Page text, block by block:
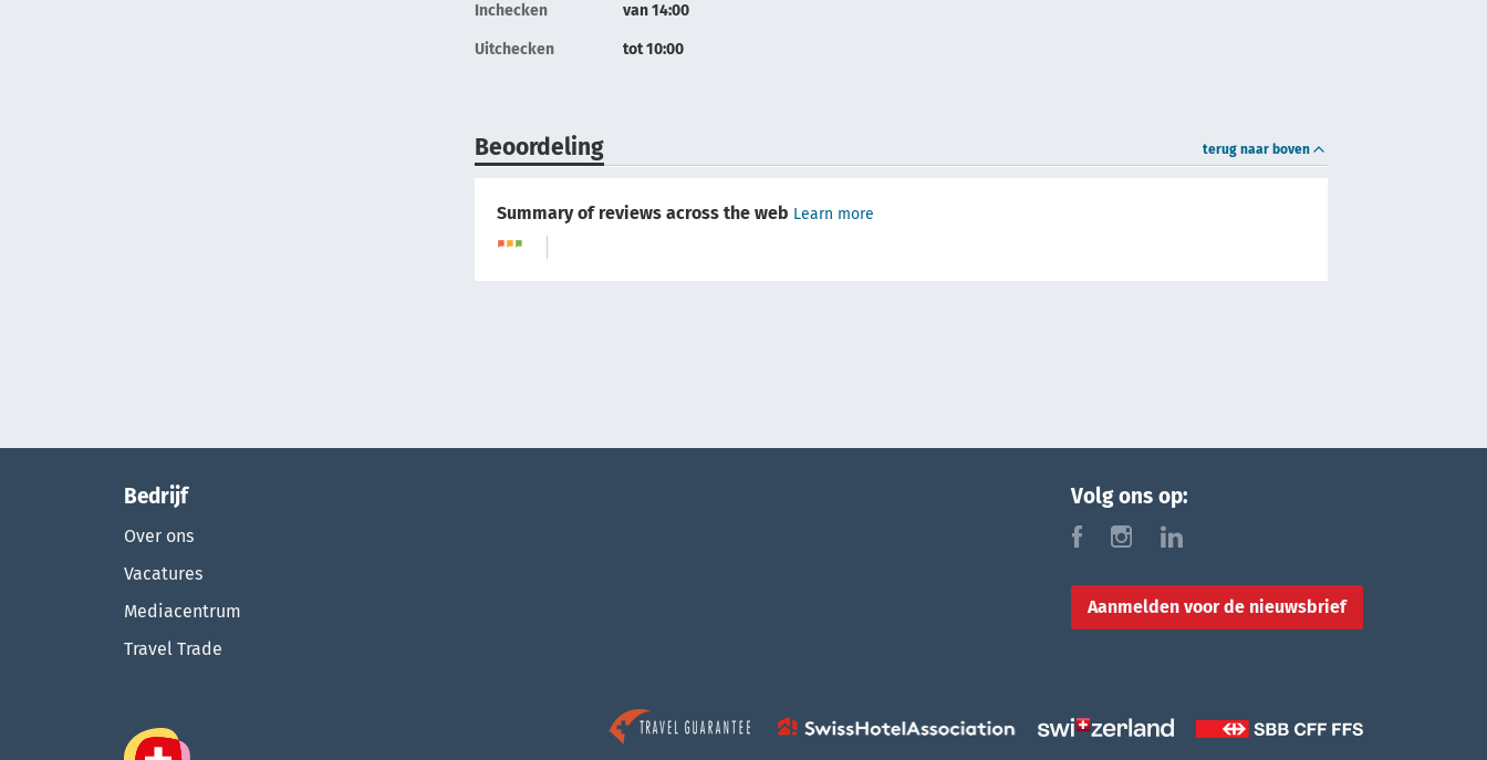
Inchecken van 14:00
Uitchecken tot 10:00
Beoordeling terug naar boven
Summary of reviews across the web Learn more
Bedrijf
Over ons
Vacatures
Mediacentrum
Travel Trade
Volg ons op:
f i l
Aanmelden voor de nieuwsbrief